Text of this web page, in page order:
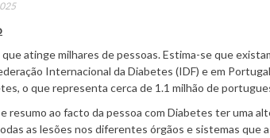
atinge milhares de pessoas. Estima-se que
Internacional da Diabetes (IDF) e em
o que representa cerca de 1.1 milhão de
resumo ao facto da pessoa com Diabetes ter uma
as lesões nos diferentes órgãos e sistemas que